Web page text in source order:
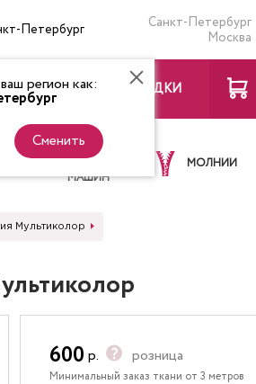
Петербург Санкт-Петербург
Москва
регион как:
Сменить
ЗАКЛАДКИ
ИГЛЫ ДЛЯ
ШВЕЙНЫХ
МАШИН
МОЛНИИ
Мультиколор
600 р. розница
Минимальный заказ ткани от 3 метров